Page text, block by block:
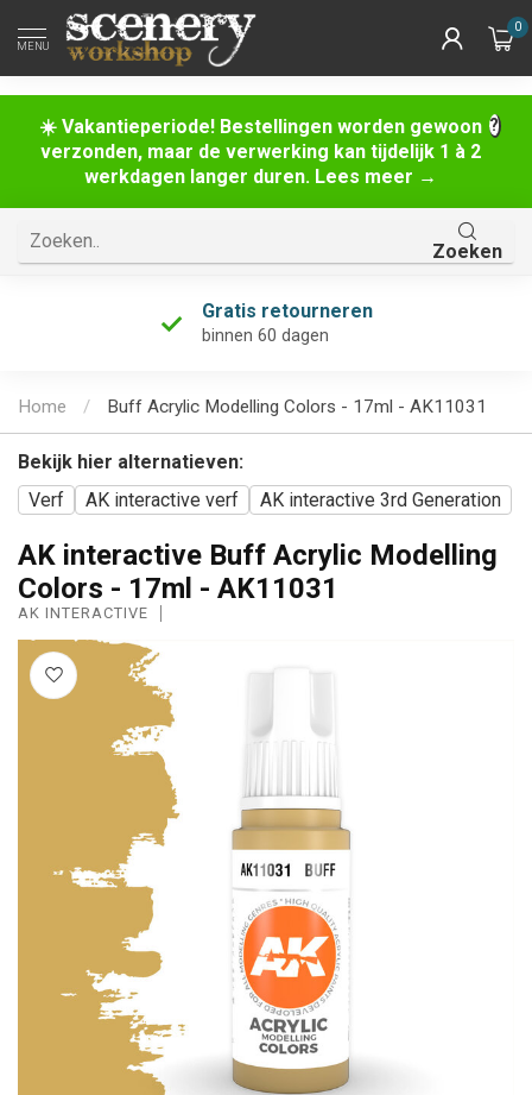
☀️ Vakantieperiode! Bestellingen worden gewoon
verzonden, maar de verwerking kan tijdelijk 1 à 2
werkdagen langer duren. Lees meer →
MENU
0
Zoeken
Gratis retourneren
binnen 60 dagen
Home / Buff Acrylic Modelling Colors - 17ml - AK11031
Bekijk hier alternatieven:
Verf
AK interactive verf AK interactive 3rd Generation
AK interactive Buff Acrylic Modelling
Colors - 17ml - AK11031
AK INTERACTIVE